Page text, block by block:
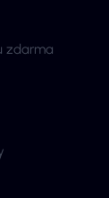
zdarma